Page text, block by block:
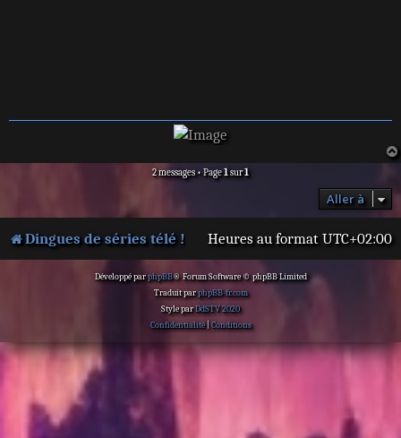
2 messages • Page1sur1
Aller à
Dingues de séries télé ! Heures au format UTC+02:00
Développé parphpBB® Forum Software © phpBB Limited
Traduit parphpBB-fr.com
Style parDdSTV 2020
Confidentialité|Conditions